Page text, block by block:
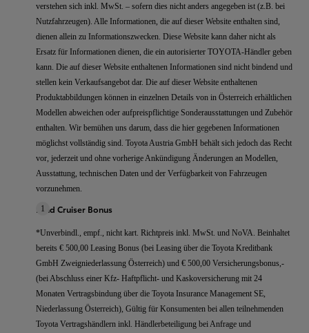
verstehen sich inkl. MwSt. – sofern dies nicht anders angegeben ist (z.B. bei
Nutzfahrzeugen). Alle Informationen, die auf dieser Website enthalten sind,
dienen allein zu Informationszwecken. Diese Website kann daher nicht als
Ersatz für Informationen dienen, die ein autorisierter TOYOTA-Händler geben
kann. Die auf dieser Website enthaltenen Informationen sind nicht bindend und
stellen kein Verkaufsangebot dar. Die auf dieser Website enthaltenen
Produktabbildungen können in einzelnen Details von in Österreich erhältlichen
Modellen abweichen oder aufpreispflichtige Sonderausstattungen und Zubehör
enthalten. Wir bemühen uns darum, dass die hier gegebenen Informationen
möglichst vollständig sind. Toyota Austria GmbH behält sich jedoch das Recht
vor, jederzeit und ohne vorherige Ankündigung Änderungen an Modellen,
Ausstattung, technischen Daten und der Verfügbarkeit von Fahrzeugen
vorzunehmen.
1
Land Cruiser Bonus
*Unverbindl., empf., nicht kart. Richtpreis inkl. MwSt. und NoVA. Beinhaltet
bereits € 500,00 Leasing Bonus (bei Leasing über die Toyota Kreditbank
GmbH Zweigniederlassung Österreich) und € 500,00 Versicherungsbonus,-
(bei Abschluss einer Kfz- Haftpflicht- und Kaskoversicherung mit 24
Monaten Vertragsbindung über die Toyota Insurance Management SE,
Niederlassung Österreich), Gültig für Konsumenten bei allen teilnehmenden
Toyota Vertragshändlern inkl. Händlerbeteiligung bei Anfrage und